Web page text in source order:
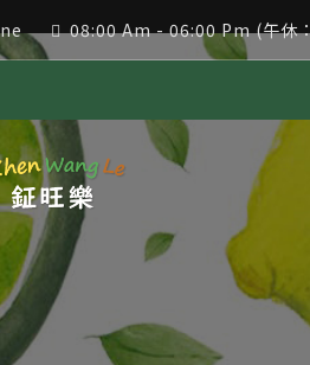
08:00 Am - 06:00 Pm (午休